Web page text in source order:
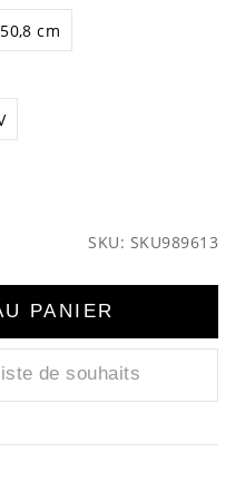
50,8 cm
SKU: SKU989613
PANIER
de souhaits